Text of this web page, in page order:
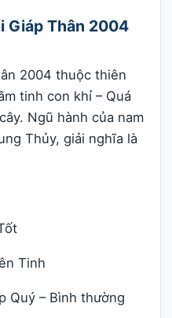
Giáp Thân 2004
2004 thuộc thiên
tinh con khỉ – Quá
Ngũ hành của nam
Thủy, giải nghĩa là
Tinh
Quý – Bình thường